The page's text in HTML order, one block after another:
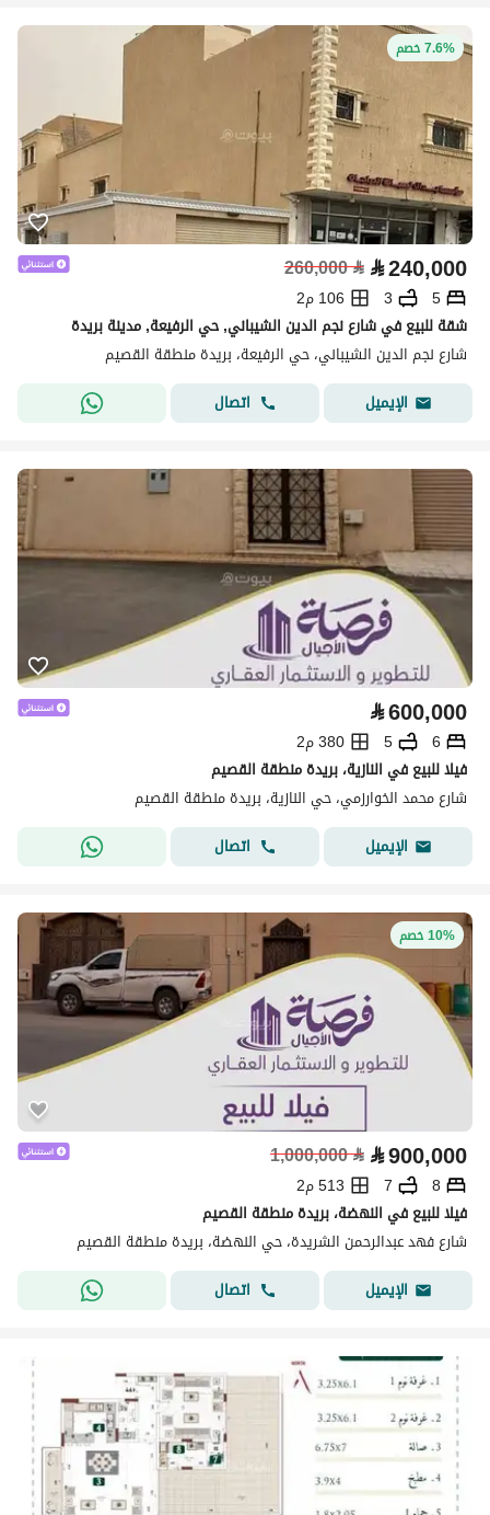
7.6% خصم
⃁240,000
⃁
260,000
5
3
106 م2
شقة للبيع في شارع نجم الدين الشيباني, حي الرفيعة, مدينة بريدة
شارع نجم الدين الشيباني، حي الرفيعة، بريدة منطقة القصيم
الإيميل
اتصال
⃁600,000
6
5
380 م2
فيلا للبيع في النازية، بريدة منطقة القصيم
شارع محمد الخوارزمي، حي النازية، بريدة منطقة القصيم
الإيميل
اتصال
10% خصم
⃁900,000
⃁
1,000,000
8
7
513 م2
فيلا للبيع في النهضة، بريدة منطقة القصيم
شارع فهد عبدالرحمن الشريدة، حي النهضة، بريدة منطقة القصيم
الإيميل
اتصال